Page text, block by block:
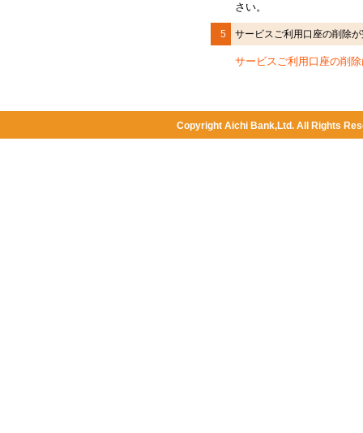
さい。
5 サービスご利用口座の削除
サービスご利用口座の削
Copyright Aichi Bank,Ltd. All Rights